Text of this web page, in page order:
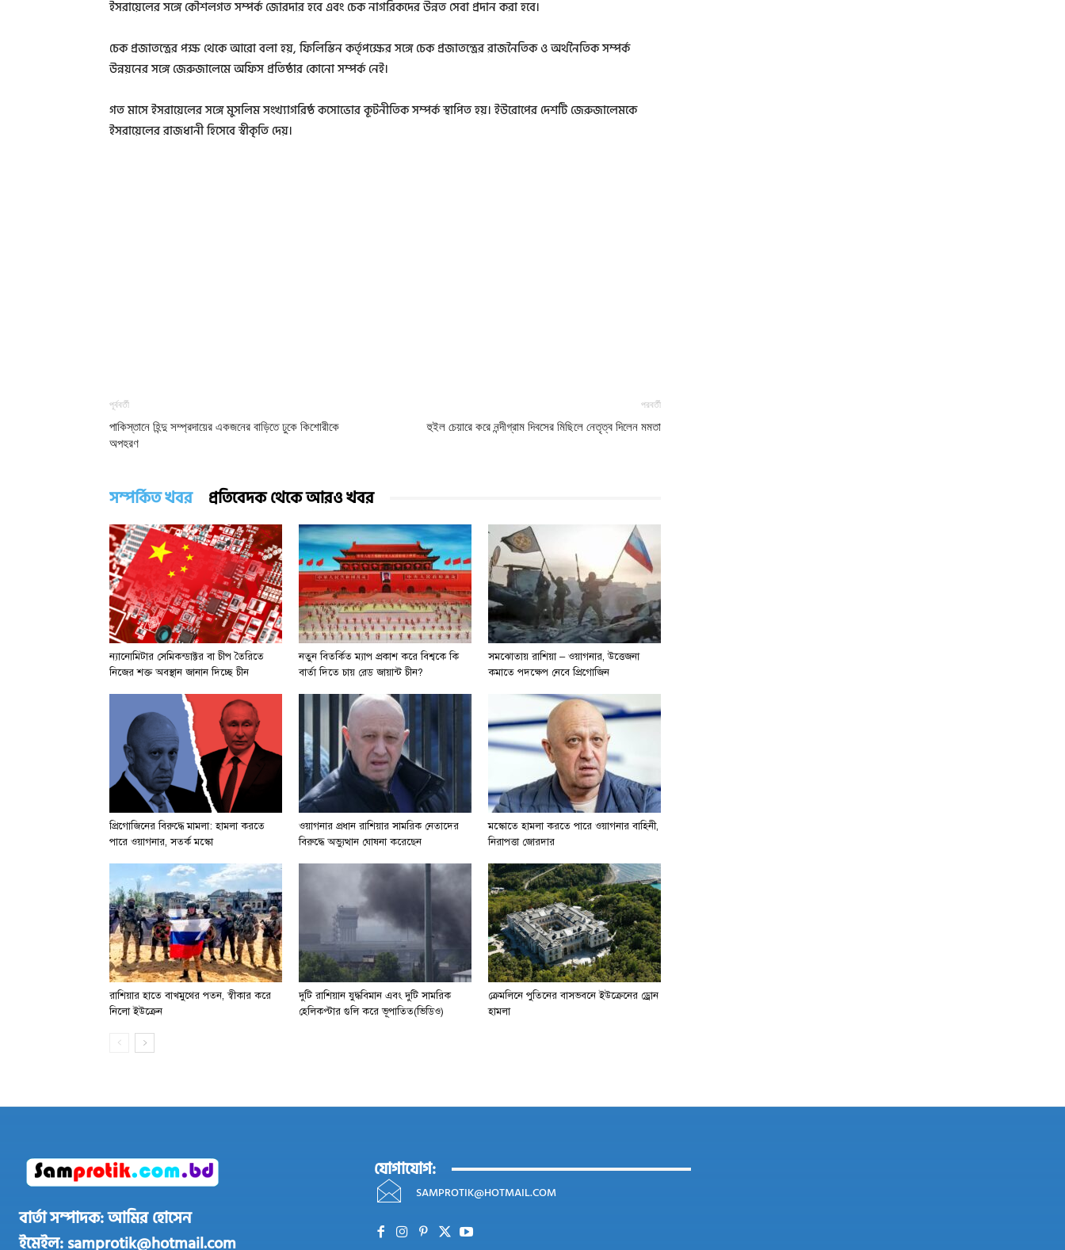
ইসরায়েলের সঙ্গে কৌশলগত সম্পর্ক জোরদার হবে এবং চেক নাগরিকদের উন্নত সেবা প্রদান করা হবে।
চেক প্রজাতন্ত্রের পক্ষ থেকে আরো বলা হয়, ফিলিস্তিন কর্তৃপক্ষের সঙ্গে চেক প্রজাতন্ত্রের রাজনৈতিক ও অর্থনৈতিক সম্পর্ক
উন্নয়নের সঙ্গে জেরুজালেমে অফিস প্রতিষ্ঠার কোনো সম্পর্ক নেই।
গত মাসে ইসরায়েলের সঙ্গে মুসলিম সংখ্যাগরিষ্ঠ কসোভোর কূটনীতিক সম্পর্ক স্থাপিত হয়। ইউরোপের দেশটি জেরুজালেমকে
ইসরায়েলের রাজধানী হিসেবে স্বীকৃতি দেয়।
পূর্ববর্তী
পাকিস্তানে হিন্দু সম্প্রদায়ের একজনের বাড়িতে ঢুকে কিশোরীকে
অপহরণ
পরবর্তী
হুইল চেয়ারে করে নন্দীগ্রাম দিবসের মিছিলে নেতৃত্ব দিলেন মমতা
সম্পর্কিত খবর প্রতিবেদক থেকে আরও খবর
ন্যানোমিটার সেমিকন্ডাক্টর বা চীপ তৈরিতে
নিজের শক্ত অবস্থান জানান দিচ্ছে চীন
নতুন বিতর্কিত ম্যাপ প্রকাশ করে বিশ্বকে কি
বার্তা দিতে চায় রেড জায়ান্ট চীন?
সমঝোতায় রাশিয়া – ওয়াগনার, উত্তেজনা
কমাতে পদক্ষেপ নেবে প্রিগোজিন
প্রিগোজিনের বিরুদ্ধে মামলা: হামলা করতে
পারে ওয়াগনার, সতর্ক মস্কো
ওয়াগনার প্রধান রাশিয়ার সামরিক নেতাদের
বিরুদ্ধে অভ্যুত্থান ঘোষনা করেছেন
মস্কোতে হামলা করতে পারে ওয়াগনার বাহিনী,
নিরাপত্তা জোরদার
রাশিয়ার হাতে বাখমুথের পতন, স্বীকার করে
নিলো ইউক্রেন
দুটি রাশিয়ান যুদ্ধবিমান এবং দুটি সামরিক
হেলিকপ্টার গুলি করে ভূপাতিত(ভিডিও)
ক্রেমলিনে পুতিনের বাসভবনে ইউক্রেনের ড্রোন
হামলা
বার্তা সম্পাদক: আমির হোসেন
ইমেইল: samprotik@hotmail.com
যোগাযোগ:
SAMPROTIK@HOTMAIL.COM